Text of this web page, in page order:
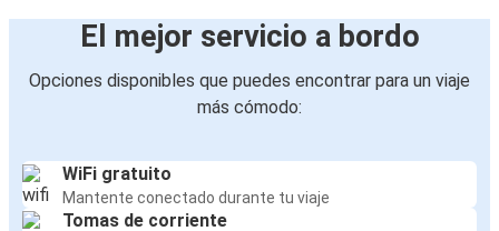
El mejor servicio a bordo
Opciones disponibles que puedes encontrar para un viaje
más cómodo:
WiFi gratuito
Mantente conectado durante tu viaje
Tomas de corriente